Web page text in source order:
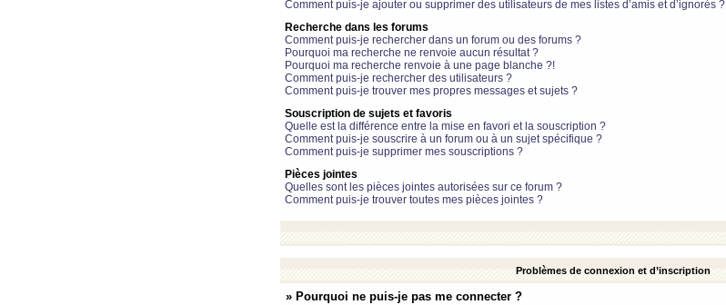
Comment puis-je ajouter ou supprimer des utilisateurs de mes listes d’amis et d’ignorés ?
Recherche dans les forums
Comment puis-je rechercher dans un forum ou des forums ?
Pourquoi ma recherche ne renvoie aucun résultat ?
Pourquoi ma recherche renvoie à une page blanche ?!
Comment puis-je rechercher des utilisateurs ?
Comment puis-je trouver mes propres messages et sujets ?
Souscription de sujets et favoris
Quelle est la différence entre la mise en favori et la souscription ?
Comment puis-je souscrire à un forum ou à un sujet spécifique ?
Comment puis-je supprimer mes souscriptions ?
Pièces jointes
Quelles sont les pièces jointes autorisées sur ce forum ?
Comment puis-je trouver toutes mes pièces jointes ?
Problèmes de connexion et d’inscription
» Pourquoi ne puis-je pas me connecter ?